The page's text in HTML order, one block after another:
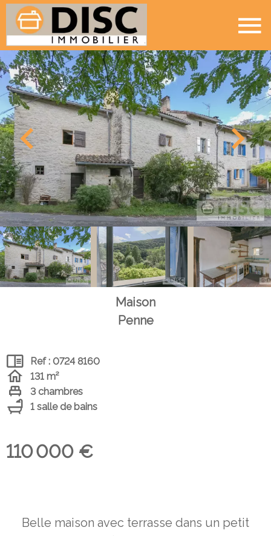
Maison
Penne
Ref : 0724 8160
131 m²
3 chambres
1 salle de bains
110 000 €
Belle maison avec terrasse dans un petit